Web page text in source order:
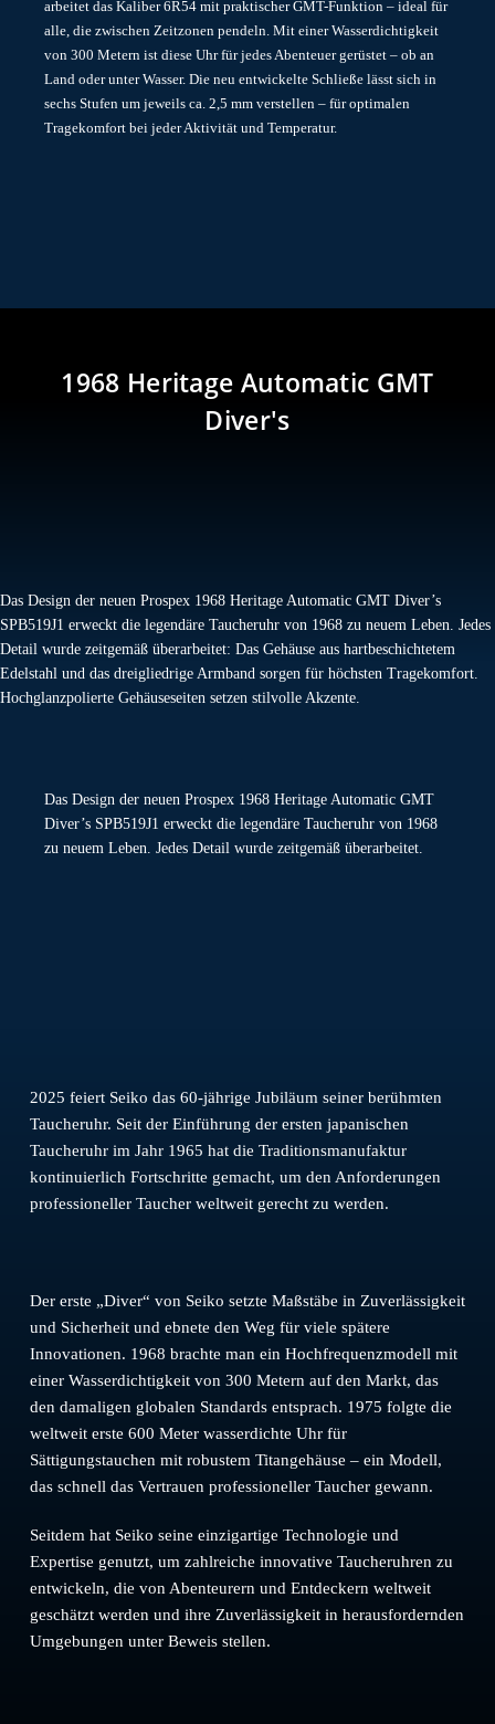
arbeitet das Kaliber 6R54 mit praktischer GMT-Funktion – ideal für
alle, die zwischen Zeitzonen pendeln. Mit einer Wasserdichtigkeit
von 300 Metern ist diese Uhr für jedes Abenteuer gerüstet – ob an
Land oder unter Wasser. Die neu entwickelte Schließe lässt sich in
sechs Stufen um jeweils ca. 2,5 mm verstellen – für optimalen
Tragekomfort bei jeder Aktivität und Temperatur.
1968 Heritage Automatic GMT
Diver's
Das Design der neuen Prospex 1968 Heritage Automatic GMT Diver’s
SPB519J1 erweckt die legendäre Taucheruhr von 1968 zu neuem Leben. Jedes
Detail wurde zeitgemäß überarbeitet: Das Gehäuse aus hartbeschichtetem
Edelstahl und das dreigliedrige Armband sorgen für höchsten Tragekomfort.
Hochglanzpolierte Gehäuseseiten setzen stilvolle Akzente.
Das Design der neuen Prospex 1968 Heritage Automatic GMT
Diver’s SPB519J1 erweckt die legendäre Taucheruhr von 1968
zu neuem Leben. Jedes Detail wurde zeitgemäß überarbeitet.
2025 feiert Seiko das 60-jährige Jubiläum seiner berühmten
Taucheruhr. Seit der Einführung der ersten japanischen
Taucheruhr im Jahr 1965 hat die Traditionsmanufaktur
kontinuierlich Fortschritte gemacht, um den Anforderungen
professioneller Taucher weltweit gerecht zu werden.
Der erste „Diver“ von Seiko setzte Maßstäbe in Zuverlässigkeit
und Sicherheit und ebnete den Weg für viele spätere
Innovationen. 1968 brachte man ein Hochfrequenzmodell mit
einer Wasserdichtigkeit von 300 Metern auf den Markt, das
den damaligen globalen Standards entsprach. 1975 folgte die
weltweit erste 600 Meter wasserdichte Uhr für
Sättigungstauchen mit robustem Titangehäuse – ein Modell,
das schnell das Vertrauen professioneller Taucher gewann.
Seitdem hat Seiko seine einzigartige Technologie und
Expertise genutzt, um zahlreiche innovative Taucheruhren zu
entwickeln, die von Abenteurern und Entdeckern weltweit
geschätzt werden und ihre Zuverlässigkeit in herausfordernden
Umgebungen unter Beweis stellen.